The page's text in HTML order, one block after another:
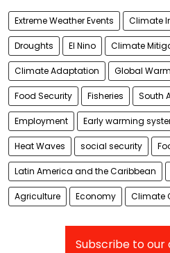
Extreme Weather Events Climate
Droughts El Nino Climate
Climate Adaptation Global
Food Security Fisheries South
Employment Early warming
Heat Waves social security
Latin America and the Caribbean
Agriculture Economy Climate
Subscribe to our